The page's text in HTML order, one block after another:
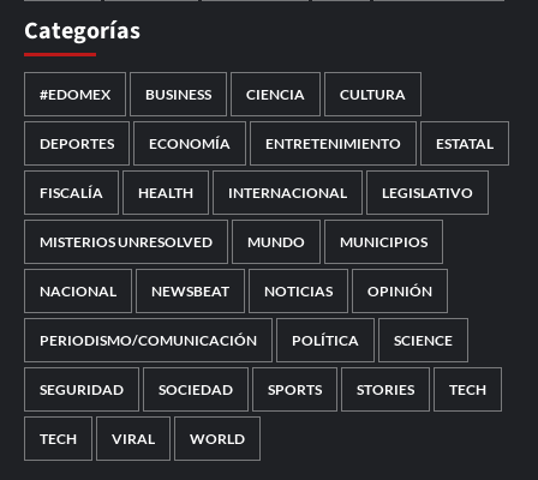
Categorías
#EDOMEX BUSINESS CIENCIA CULTURA
DEPORTES ECONOMÍA ENTRETENIMIENTO ESTATAL
FISCALÍA HEALTH INTERNACIONAL LEGISLATIVO
MISTERIOS UNRESOLVED MUNDO MUNICIPIOS
NACIONAL NEWSBEAT NOTICIAS OPINIÓN
PERIODISMO/COMUNICACIÓN POLÍTICA SCIENCE
SEGURIDAD SOCIEDAD SPORTS STORIES TECH
TECH VIRAL WORLD